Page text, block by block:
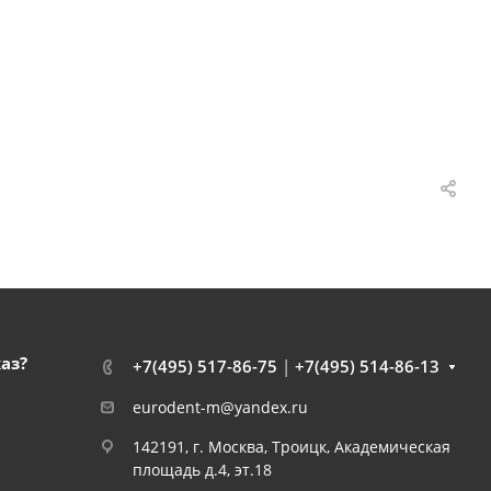
+7(495) 517-86-75 | +7(495) 514-86-13
eurodent-m@yandex.ru
142191, г. Москва, Троицк, Академическая
площадь д.4, эт.18